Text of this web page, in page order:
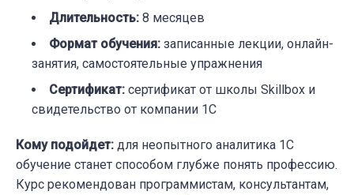
Длительность: 8 месяцев
Формат обучения: записанные лекции, онлайн-
занятия, самостоятельные упражнения
Сертификат: сертификат от школы Skillbox и
свидетельство от компании 1С
Кому подойдет: для неопытного аналитика 1С
обучение станет способом глубже понять профессию.
Курс рекомендован программистам, консультантам,